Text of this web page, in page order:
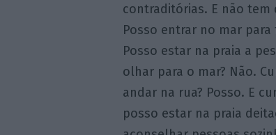
contraditórias. E não tem
Posso entrar no mar para
Posso estar na praia a
olhar para o mar? Não.
andar na rua? Posso. E
posso estar na praia